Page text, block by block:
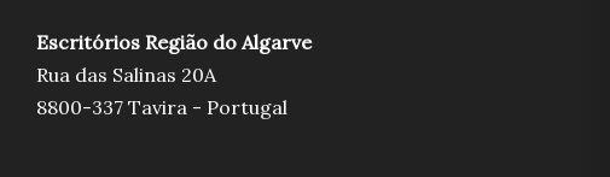
Escritórios Região do Algarve
Rua das Salinas 20A
8800-337 Tavira - Portugal